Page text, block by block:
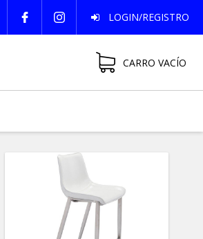
LOGIN/REGISTRO
CARRO VACÍO